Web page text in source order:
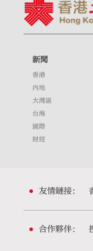
新聞
香港
內地
大灣區
台海
國際
財經
友情鏈接：
合作夥伴：